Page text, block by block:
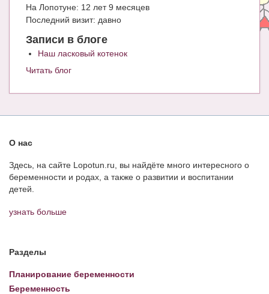
ЗДОРОВЬЕ
КОНКУРСЫ
СООБЩЕСТВА
Календарь беременности
Энциклопедия
МАМИНА БИБЛИОТЕКА
Имена. Святцы
Мамина энциклопедия
СЕРВИСЫ И ПРИЛОЖЕНИЯ
На Лопотуне: 12 лет 9 месяцев
Последний визит: давно
Записи в блоге
Наш ласковый котенок
Читать блог
О нас
Здесь, на сайте Lopotun.ru, вы найдёте много интересного о
беременности и родах, а также о развитии и воспитании
детей.
узнать больше
Разделы
Планирование беременности
Беременность